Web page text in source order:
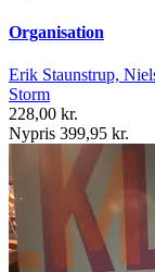
Organisation
Erik Staunstrup,
Storm
228,00 kr.
Nypris 399,95 kr.